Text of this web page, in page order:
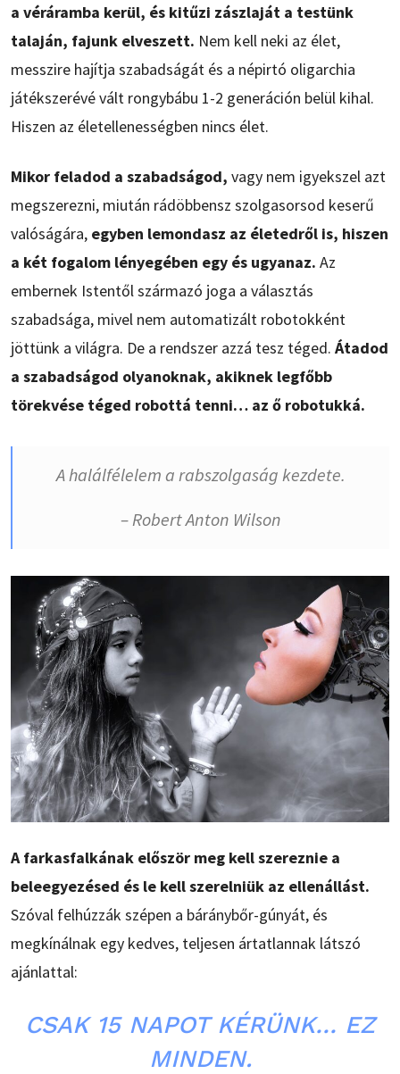
a véráramba kerül, és kitűzi zászlaját a testünk
talaján, fajunk elveszett. Nem kell neki az élet,
messzire hajítja szabadságát és a népirtó oligarchia
játékszerévé vált rongybábu 1-2 generáción belül kihal.
Hiszen az életellenességben nincs élet.
Mikor feladod a szabadságod, vagy nem igyekszel azt
megszerezni, miután rádöbbensz szolgasorsod keserű
valóságára, egyben lemondasz az életedről is, hiszen
a két fogalom lényegében egy és ugyanaz. Az
embernek Istentől származó joga a választás
szabadsága, mivel nem automatizált robotokként
jöttünk a világra. De a rendszer azzá tesz téged. Átadod
a szabadságod olyanoknak, akiknek legfőbb
törekvése téged robottá tenni… az ő robotukká.
A halálfélelem a rabszolgaság kezdete.
– Robert Anton Wilson
A farkasfalkának először meg kell szereznie a
beleegyezésed és le kell szerelniük az ellenállást.
Szóval felhúzzák szépen a báránybőr-gúnyát, és
megkínálnak egy kedves, teljesen ártatlannak látszó
ajánlattal:
CSAK 15 NAPOT KÉRÜNK… EZ
MINDEN.